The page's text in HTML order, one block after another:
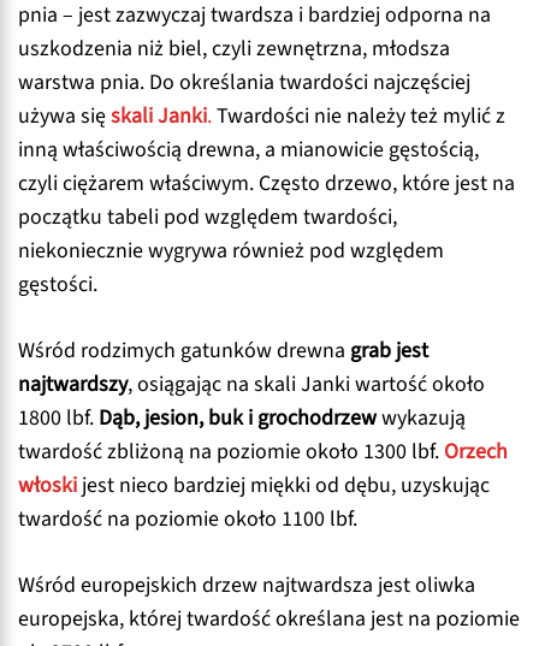
pnia – jest zazwyczaj twardsza i bardziej odporna na
uszkodzenia niż biel, czyli zewnętrzna, młodsza
warstwa pnia. Do określania twardości najczęściej
używa sięskali Janki.Twardości nie należy też mylić z
inną właściwością drewna, a mianowicie gęstością,
czyli ciężarem właściwym. Często drzewo, które jest na
początku tabeli pod względem twardości,
niekoniecznie wygrywa również pod względem
gęstości.
Wśród rodzimych gatunków drewna grab jest
najtwardszy, osiągając na skali Janki wartość około
1800 lbf. Dąb, jesion, buk i grochodrzewwykazują
twardość zbliżoną na poziomie około 1300 lbf. Orzech
włoski jest nieco bardziej miękki od dębu, uzyskując
twardość na poziomie około 1100 lbf.
Wśród europejskich drzew najtwardsza jest oliwka
europejska, której twardość określana jest na poziomie